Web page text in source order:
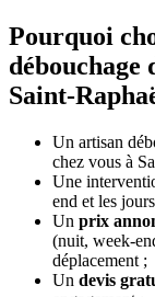
Pourquoi
débouchage
Saint-
Un artisan
chez vous à
Une
end et les
Un prix
(nuit, week-
déplacement ;
Un devis